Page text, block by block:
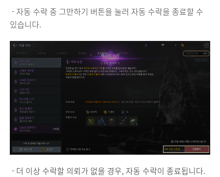
- 자동 수락 중 그만하기 버튼을 눌러 자동 수락을 종료할 수
있습니다.
- 더 이상 수락할 의뢰가 없을 경우, 자동 수락이 종료됩니다.